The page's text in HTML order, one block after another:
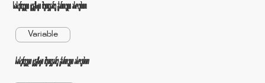
სასურველი ტექსტი შეიყვანე ქართული ასოებით
Variable
სასურველი ტექსტი შეიყვანე ქართული ასოებით